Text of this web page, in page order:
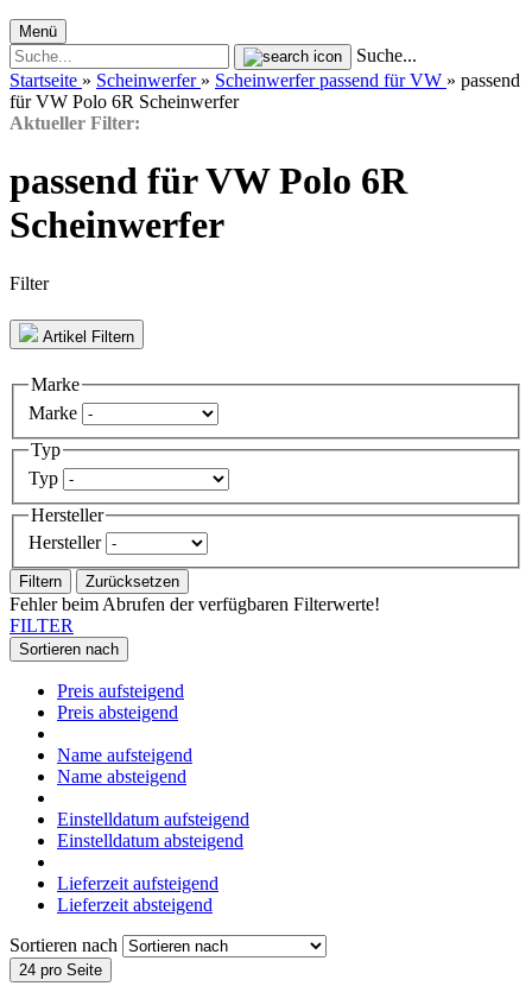
Menü
Suche...
Startseite » Scheinwerfer » Scheinwerfer passend für VW » passend
für VW Polo 6R Scheinwerfer
Aktueller Filter:
passend für VW Polo 6R
Scheinwerfer
Filter
Artikel Filtern
Marke
Marke
Typ
Typ
Hersteller
Hersteller
Filtern Zurücksetzen
Fehler beim Abrufen der verfügbaren Filterwerte!
FILTER
Sortieren nach
Preis aufsteigend
Preis absteigend
Name aufsteigend
Name absteigend
Einstelldatum aufsteigend
Einstelldatum absteigend
Lieferzeit aufsteigend
Lieferzeit absteigend
Sortieren nach
24 pro Seite